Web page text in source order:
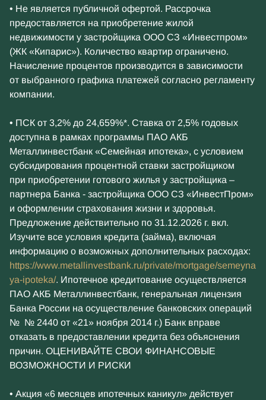
• Не является публичной офертой. Рассрочка
предоставляется на приобретение жилой
недвижимости у застройщика ООО СЗ «Инвестпром»
(ЖК «Кипарис»). Количество квартир ограничено.
Начисление процентов производится в зависимости
от выбранного графика платежей согласно регламенту
компании.
• ПСК от 3,2% до 24,659%*. Ставка от 2,5% годовых
доступна в рамках программы ПАО АКБ
Металлинвестбанк «Семейная ипотека», с условием
субсидирования процентной ставки застройщиком
при приобретении готового жилья у застройщика –
партнера Банка - застройщика ООО СЗ «ИнвестПром»
и оформлении страхования жизни и здоровья.
Предложение действительно по 31.12.2026 г. вкл.
Изучите все условия кредита (займа), включая
информацию о возможных дополнительных расходах:
https://www.metallinvestbank.ru/private/mortgage/semeyna
ya-ipoteka/. Ипотечное кредитование осуществляется
ПАО АКБ Металлинвестбанк, генеральная лицензия
Банка России на осуществление банковских операций
№ № 2440 от «21» ноября 2014 г.) Банк вправе
отказать в предоставлении кредита без объяснения
причин. ОЦЕНИВАЙТЕ СВОИ ФИНАНСОВЫЕ
ВОЗМОЖНОСТИ И РИСКИ
• Акция «6 месяцев ипотечных каникул» действует